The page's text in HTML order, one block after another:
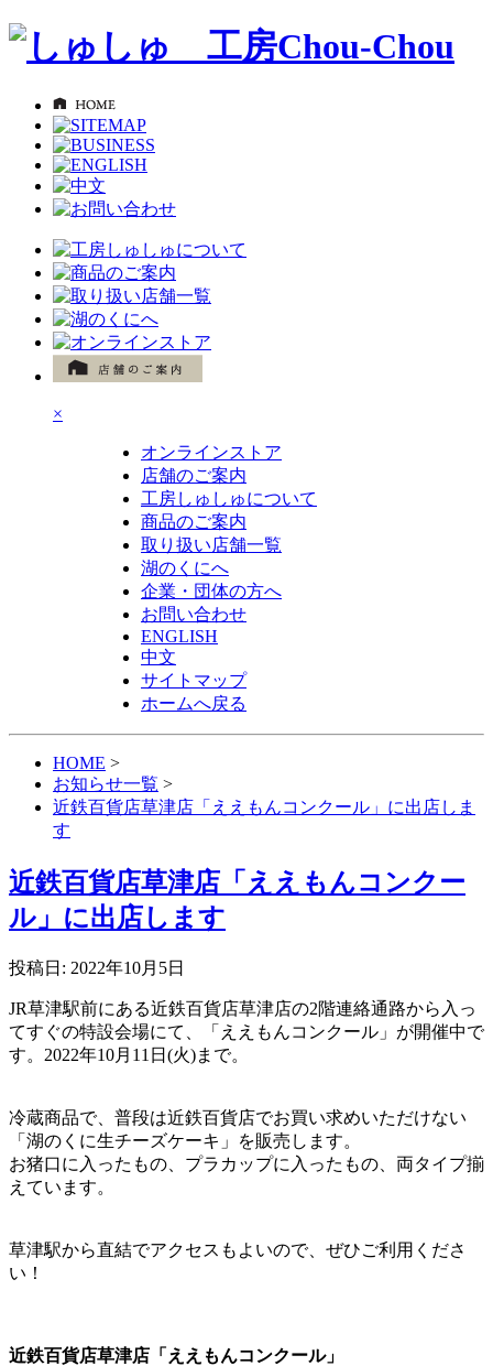
×
オンラインストア
店舗のご案内
工房しゅしゅについて
商品のご案内
取り扱い店舗一覧
湖のくにへ
企業・団体の方へ
お問い合わせ
ENGLISH
中文
サイトマップ
ホームへ戻る
HOME >
お知らせ一覧 >
近鉄百貨店草津店「ええもんコンクール」に出店しま
す
近鉄百貨店草津店「ええもんコンクー
ル」に出店します
投稿日: 2022年10月5日
JR草津駅前にある近鉄百貨店草津店の2階連絡通路から入っ
てすぐの特設会場にて、「ええもんコンクール」が開催中で
す。2022年10月11日(火)まで。
冷蔵商品で、普段は近鉄百貨店でお買い求めいただけない
「湖のくに生チーズケーキ」を販売します。
お猪口に入ったもの、プラカップに入ったもの、両タイプ揃
えています。
草津駅から直結でアクセスもよいので、ぜひご利用くださ
い！
近鉄百貨店草津店「ええもんコンクール」